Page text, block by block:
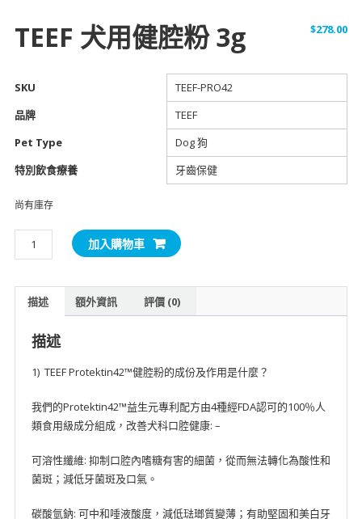
TEEF 犬用健腔粉 3g $278.00
SKU
TEEF-PRO42
品牌
TEEF
Pet Type
Dog 狗
特別飲食療養
牙齒保健
尚有庫存
TEEF
犬
加入購物車
描述 額外資訊 評價 (0)
描述
1) TEEF Protektin42™️健腔粉的成份及作用是什麼？
我們的Protektin42™️益生元專利配方由4種經FDA認可的100％人
類食用級成分組成，改善犬科口腔健康: –
可溶性纖維: 抑制口腔內嗜糖有害的細菌，從而無法轉化為酸性和
菌斑；減低牙菌斑及口氣。
碳酸氫鈉: 可中和唾液酸度，減低琺瑯質變薄；有助堅固和美白牙